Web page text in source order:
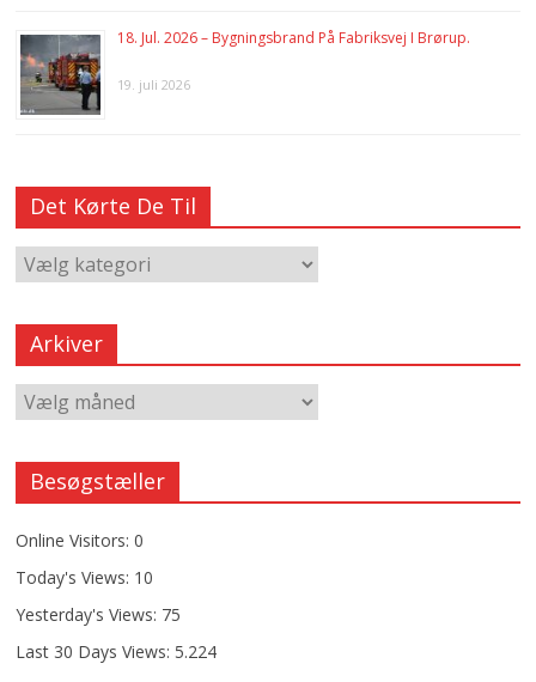
18. Jul. 2026 – Bygningsbrand På Fabriksvej I Brørup.
19. juli 2026
Det Kørte De Til
Arkiver
Besøgstæller
Online Visitors:0
Today's Views: 10
Yesterday's Views: 75
Last 30 Days Views: 5.224